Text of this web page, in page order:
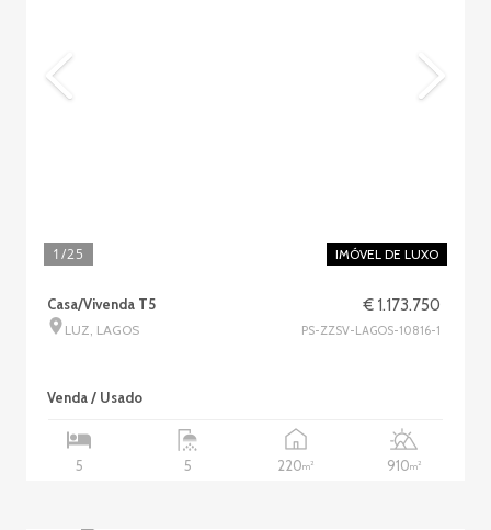
1/25 IMÓVEL DE LUXO
Casa/Vivenda T5
LUZ, LAGOS
€ 1.173.750
PS-ZZSV-LAGOS-10816-1
Venda / Usado
5 5 220m2 910m2